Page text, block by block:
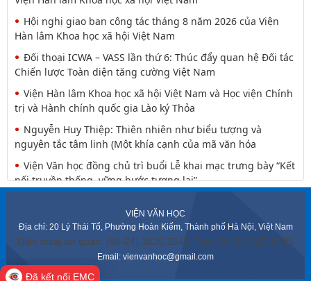
Đối thoại ICWA – VASS lần thứ 6: Thúc đẩy quan hệ Đối tác
Viện Hàn lâm Khoa học xã hội Việt Nam và Học viện Chính
Nguyễn Huy Thiệp: Thiên nhiên như biểu tượng và
Viện Văn học đồng chủ trì buổi Lễ khai mạc trưng bày “Kết
Khai mạc trưng bày “Kết nối truyền thống, Vững bước
tương lai”
Lễ ký kết Thỏa thuận hợp tác giữa Viện Hàn lâm Khoa học
xã hội Việt Nam và Tỉnh ủy Cao Bằng
Thường trực Hội đồng Lý luận Trung ương làm việc với
Tiểu ban Văn hóa - Xã hội - Văn học, nghệ
VIỆN VĂN HỌC
Địa chỉ: 20 Lý Thái Tổ, Phường Hoàn Kiếm, Thành phố Hà Nội, Việt Nam
Điện thoại cơ quan: (84-24) 3825 3548. Fax: (84-24) 825 0385
Email: vienvanhoc@gmail.com
Đã kết nối EMC